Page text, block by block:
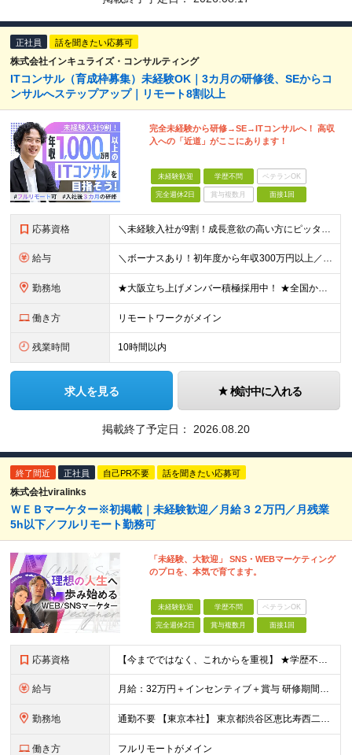
正社員 話を聞きたい応募可
株式会社インキュライズ・コンサルティング
ITコンサル（育成枠募集）未経験OK｜3カ月の研修後、SEからコ
ンサルへステップアップ｜リモート8割以上
完全未経験から研修→SE→ITコンサルへ！ 高収
入への「近道」がここにあります！
未経験歓迎 学歴不問 ベテランOK
完全週休2日 賞与複数月 面接1回
応募資格 ＼未経験入社が9割！成長意欲の高い方にピッタリのポジションです／ 「経験も知識もゼロだけど、やってみたい」 ……そんな想いがあれば、ITの知識が全くない未経験の方でも大歓迎。 当社も全力でスキルアッ
給与 ＼ボーナスあり！初年度から年収300万円以上／ ■月給24万2,200円～35万円＋賞与＋各種手当 ※経験・年齢・能力等を考慮し決定いたします。 ※試用期間中（3カ月）は契約社員で、月給21万円＋諸
勤務地 ★大阪立ち上げメンバー積極採用中！ ★全国から完全在宅ワークOK お住まいでのリモートワーク、または首都圏（東京・神奈川・埼玉・千葉）・大阪のプロジェクト先での勤務となります。 ※転勤はありません
働き方 リモートワークがメイン
残業時間 10時間以内
求人を見る 検討中に入れる
掲載終了予定日： 2026.08.20
終了間近 正社員 自己PR不要 話を聞きたい応募可
株式会社viralinks
ＷＥＢマーケター※初掲載｜未経験歓迎／月給３２万円／月残業
5h以下／フルリモート勤務可
「未経験、大歓迎」 SNS・WEBマーケティング
のプロを、本気で育てます。
未経験歓迎 学歴不問 ベテランOK
完全週休2日 賞与複数月 面接1回
応募資格 【今までではなく、これからを重視】 ★学歴不問 ★職種未経験歓迎 ★業種未経験歓迎 ★社会人未経験歓迎 ★第二新卒歓迎 ★ブランクOK ★動画編集・デザイン制作の勉強を独学でしている方など ※基礎的
給与 月給：32万円＋インセンティブ＋賞与 研修期間中：月給25万円～ ＼ 頑張りはしっかり評価！ ／ 研修期間中でも、スキルの習得状況や成果に応じて月給27万円へ昇給が可能です。 【研修期間】 期
勤務地 通勤不要 【東京本社】 東京都渋谷区恵比寿西二丁目8番4号 EX恵比寿西ビル5階
働き方 フルリモートがメイン